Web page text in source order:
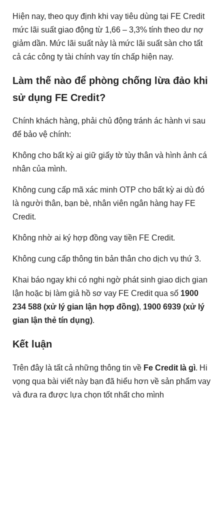
Hiện nay, theo quy định khi vay tiêu dùng tại FE Credit
mức lãi suất giao động từ 1,66 – 3,3% tính theo dư nợ
giảm dần. Mức lãi suất này là mức lãi suất sàn cho tất
cả các công ty tài chính vay tín chấp hiện nay.
Làm thế nào để phòng chống lừa đảo khi
sử dụng FE Credit?
Chính khách hàng, phải chủ động tránh ác hành vi sau
để bảo vệ chính:
Không cho bất kỳ ai giữ giấy tờ tùy thân và hình ảnh cá
nhân của mình.
Không cung cấp mã xác minh OTP cho bất kỳ ai dù đó
là người thân, bạn bè, nhân viên ngân hàng hay FE
Credit.
Không nhờ ai ký hợp đồng vay tiền FE Credit.
Không cung cấp thông tin bản thân cho dịch vụ thứ 3.
Khai báo ngay khi có nghi ngờ phát sinh giao dịch gian
lận hoặc bị làm giả hồ sơ vay FE Credit qua số 1900
234 588 (xử lý gian lận hợp đồng), 1900 6939 (xử lý
gian lận thẻ tín dụng).
Kết luận
Trên đây là tất cả những thông tin về Fe Credit là gì. Hi
vọng qua bài viết này bạn đã hiểu hơn về sản phẩm vay
và đưa ra được lựa chọn tốt nhất cho mình